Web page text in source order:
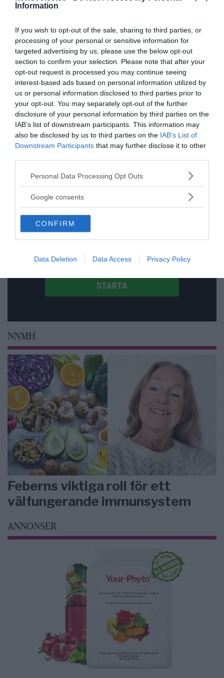
Information
If you wish to opt-out of the sale, sharing to third parties, or
processing of your personal or sensitive information for
targeted advertising by us, please use the below opt-out
section to confirm your selection. Please note that after your
opt-out request is processed you may continue seeing
interest-based ads based on personal information utilized by
us or personal information disclosed to third parties prior to
your opt-out. You may separately opt-out of the further
disclosure of your personal information by third parties on the
IAB’s list of downstream participants. This information may
also be disclosed by us to third parties on the IAB’s List of
Downstream Participants that may further disclose it to other
Please note that this website/app uses one or more Google
not limited to your visit or usage behaviour. You may click to
use your data for below specified purposes in below Google
consent section.
Personal Data Processing Opt Outs
Google consents
CONFIRM
Data Deletion Data Access Privacy Policy
Tankesmedjan Kreaprenör: En
plan för Sverige är redan
lanserad av ett parti
Stöd NewsVoice
Få NewsVoice nyhets-mail
NNMH
Feberns viktiga roll för ett
välfungerande immunsystem
ANNONSER